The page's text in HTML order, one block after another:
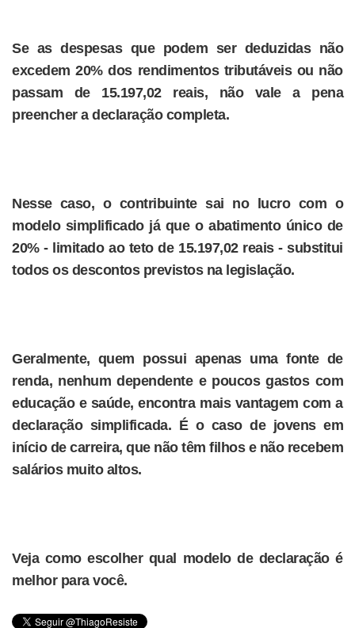
Se as despesas que podem ser deduzidas não
excedem 20% dos rendimentos tributáveis ou não
passam de 15.197,02 reais, não vale a pena
preencher a declaração completa.
Nesse caso, o contribuinte sai no lucro com o
modelo simplificado já que o abatimento único de
20% - limitado ao teto de 15.197,02 reais - substitui
todos os descontos previstos na legislação.
Geralmente, quem possui apenas uma fonte de
renda, nenhum dependente e poucos gastos com
educação e saúde, encontra mais vantagem com a
declaração simplificada. É o caso de jovens em
início de carreira, que não têm filhos e não recebem
salários muito altos.
Veja como escolher qual modelo de declaração é
melhor para você.